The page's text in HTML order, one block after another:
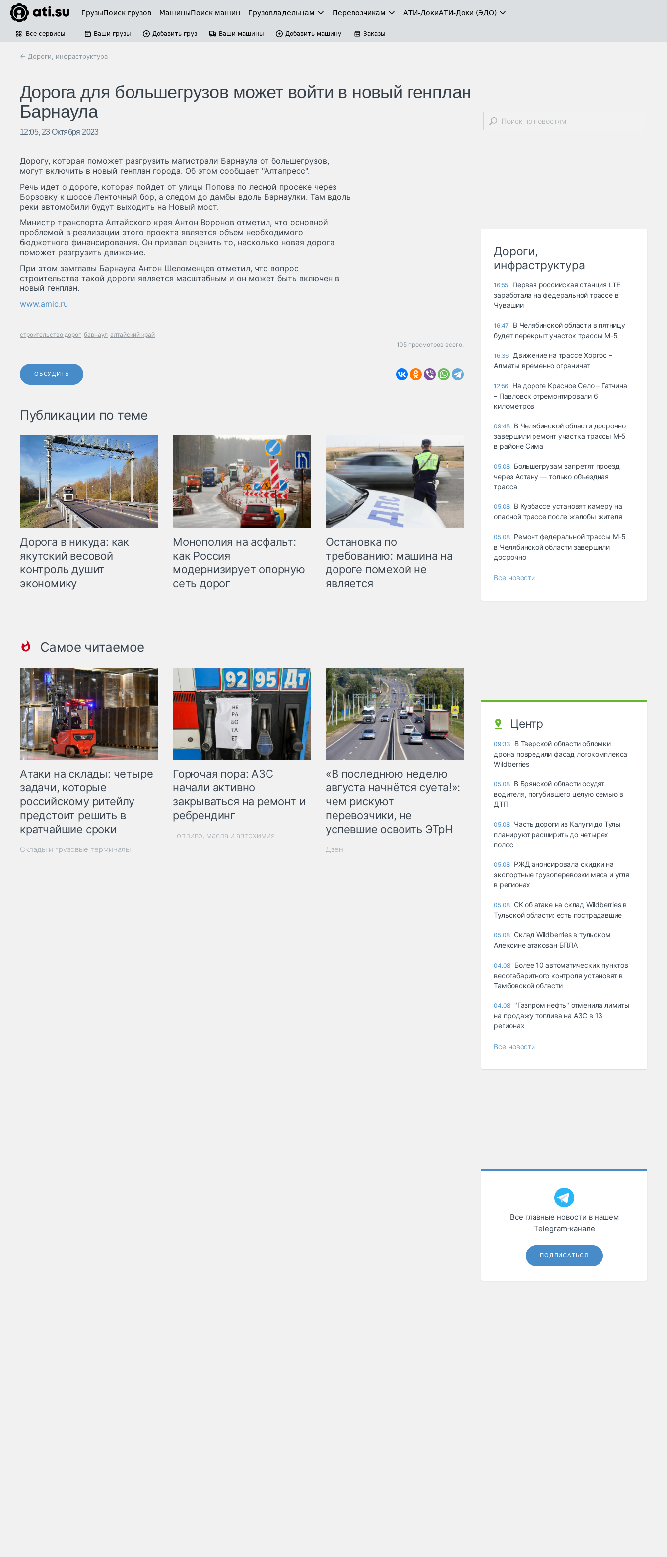
ГрузыПоиск грузов МашиныПоиск машин Грузовладельцам Перевозчикам АТИ-ДокиАТИ-Доки (ЭДО)
Все сервисы Ваши грузы Добавить груз Ваши машины Добавить машину Заказы
← Дороги, инфраструктура
Дорога для большегрузов может войти в новый генплан
Барнаула
12:05, 23 Октября 2023
Дорогу, которая поможет разгрузить магистрали Барнаула от большегрузов,
могут включить в новый генплан города. Об этом сообщает "Алтапресс".
Речь идет о дороге, которая пойдет от улицы Попова по лесной просеке через
Борзовку к шоссе Ленточный бор, а следом до дамбы вдоль Барнаулки. Там вдоль
реки автомобили будут выходить на Новый мост.
Министр транспорта Алтайского края Антон Воронов отметил, что основной
проблемой в реализации этого проекта является объем необходимого
бюджетного финансирования. Он призвал оценить то, насколько новая дорога
поможет разгрузить движение.
При этом замглавы Барнаула Антон Шеломенцев отметил, что вопрос
строительства такой дороги является масштабным и он может быть включен в
новый генплан.
www.amic.ru
строительство дорог барнаул алтайский край
105 просмотров всего.
ОБСУДИТЬ
Публикации по теме
Дорога в никуда: как
якутский весовой
контроль душит
экономику
Монополия на асфальт:
как Россия
модернизирует опорную
сеть дорог
Остановка по
требованию: машина на
дороге помехой не
является
Самое читаемое
Атаки на склады: четыре
задачи, которые
российскому ритейлу
предстоит решить в
кратчайшие сроки
Склады и грузовые терминалы
Горючая пора: АЗС
начали активно
закрываться на ремонт и
ребрендинг
Топливо, масла и автохимия
«В последнюю неделю
августа начнётся суета!»:
чем рискуют
перевозчики, не
успевшие освоить ЭТрН
Дзен
Дороги,
инфраструктура
16:55 Первая российская станция LTE
заработала на федеральной трассе в
Чувашии
16:47
В Челябинской области в пятницу
будет перекрыт участок трассы М-5
16:36 Движение на трассе Хоргос –
Алматы временно ограничат
12:56 На дороге Красное Село – Гатчина
– Павловск отремонтировали 6
километров
09:48 В Челябинской области досрочно
завершили ремонт участка трассы М‑5
в районе Сима
05.08 Большегрузам запретят проезд
через Астану — только объездная
трасса
05.08 В Кузбассе установят камеру на
опасной трассе после жалобы жителя
05.08 Ремонт федеральной трассы М-5
в Челябинской области завершили
досрочно
Все новости
Центр
09:33
В Тверской области обломки
дрона повредили фасад логокомплекса
Wildberries
05.08 В Брянской области осудят
водителя, погубившего целую семью в
ДТП
05.08 Часть дороги из Калуги до Тулы
планируют расширить до четырех
полос
05.08 РЖД анонсировала скидки на
экспортные грузоперевозки мяса и угля
в регионах
05.08 СК об атаке на склад Wildberries в
Тульской области: есть пострадавшие
05.08 Склад Wildberries в тульском
Алексине атакован БПЛА
04.08 Более 10 автоматических пунктов
весогабаритного контроля установят в
Тамбовской области
04.08 "Газпром нефть" отменила лимиты
на продажу топлива на АЗС в 13
регионах
Все новости
Все главные новости в нашем
Telegram‑канале
ПОДПИСАТЬСЯ